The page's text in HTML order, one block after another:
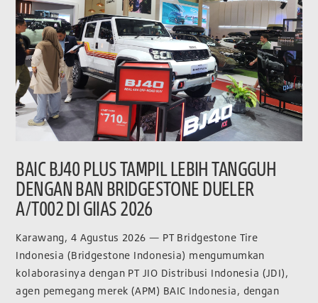
BAIC BJ40 PLUS TAMPIL LEBIH TANGGUH
DENGAN BAN BRIDGESTONE DUELER
A/T002 DI GIIAS 2026
Karawang, 4 Agustus 2026 — PT Bridgestone Tire
Indonesia (Bridgestone Indonesia) mengumumkan
kolaborasinya dengan PT JIO Distribusi Indonesia (JDI),
agen pemegang merek (APM) BAIC Indonesia, dengan